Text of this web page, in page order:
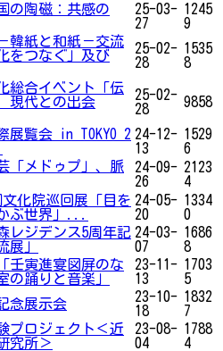
の陶磁：共感の
25-03-
27
1245
9
韓紙と和紙－交流
をつなぐ」及び
25-02-
28
1535
8
総合イベント「伝
現代との出会
25-02-
28
9858
展覧会 in TOKYO 2 24-12-
13
1529
6
「メドゥプ」、脈
24-09-
26
2123
4
文化院巡回展「目を
ぶ世界」...
24-05-
20
1334
0
レジデンス5周年記
展」
24-03-
07
1686
8
壬寅進宴図屏のな
の踊りと音楽」
23-11-
13
1703
5
念展示会
23-10-
18
1832
7
プロジェクト＜近
究所＞
23-08-
04
1788
4